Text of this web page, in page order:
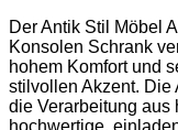
Der Antik Stil Möbel
Konsolen Schrank
hohem Komfort und
stilvollen Akzent. Die
die Verarbeitung aus
hochwertige,